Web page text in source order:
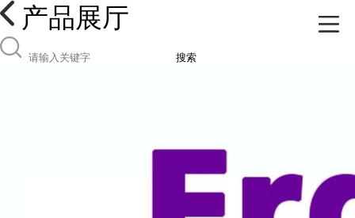
产品展厅
搜索